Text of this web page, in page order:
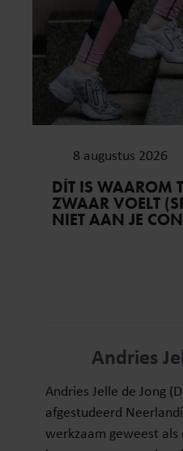
8 augustus 2026
DÍT IS WAAROM
ZWAAR VOELT
NIET AAN JE
Andries
Andries Jelle de Jong
afgestudeerd
werkzaam geweest